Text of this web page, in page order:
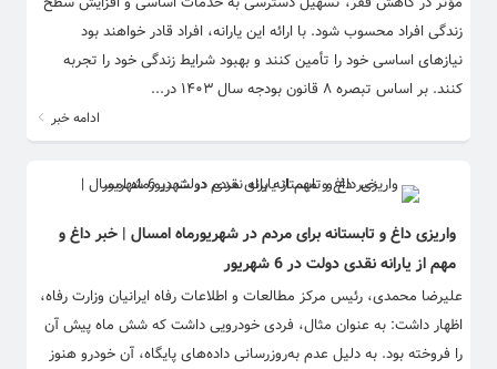
زندگی افراد محسوب شود. با ارائه این یارانه، افراد قادر خواهند بود
نیازهای اساسی خود را تأمین کنند و بهبود شرایط زندگی خود را تجربه
کنند. بر اساس تبصره ۸ قانون بودجه سال ۱۴۰۳ در...
ادامه خبر
واریزی داغ و تابستانه برای مردم در شهریورماه امسال | خبر داغ و
مهم از یارانه نقدی دولت در 6 شهریور
علیرضا محمدی، رئیس مرکز مطالعات و اطلاعات رفاه ایرانیان وزارت رفاه،
اظهار داشت: به عنوان مثال، فردی خودرویی داشت که شش ماه پیش آن
را فروخته بود. به دلیل عدم به‌روزرسانی داده‌های پایگاه، آن خودرو هنوز